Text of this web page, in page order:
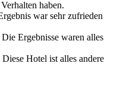
haben.
war sehrzufrieden
Die Ergebnisse waren alles
Diese Hotel ist alles andere